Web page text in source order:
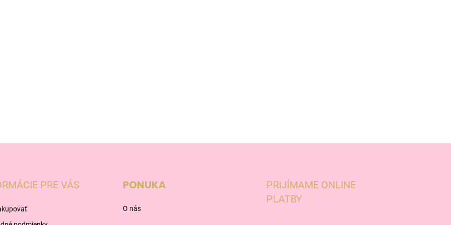
PRE VÁS PONUKA
O nás
PRIJÍMAME ONLINE
PLATBY